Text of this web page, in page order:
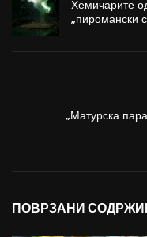
Хемичарите
„пиромански
„Матурска
ПОВРЗАНИ